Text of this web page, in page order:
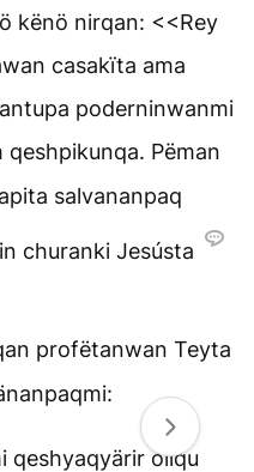
kënö nirqan: <<Rey
casakïta ama
poderninwanmi
qeshpikunqa. Pëman
salvananpaq
churanki Jesústa
profëtanwan Teyta
qeshyaqyärir ollqu